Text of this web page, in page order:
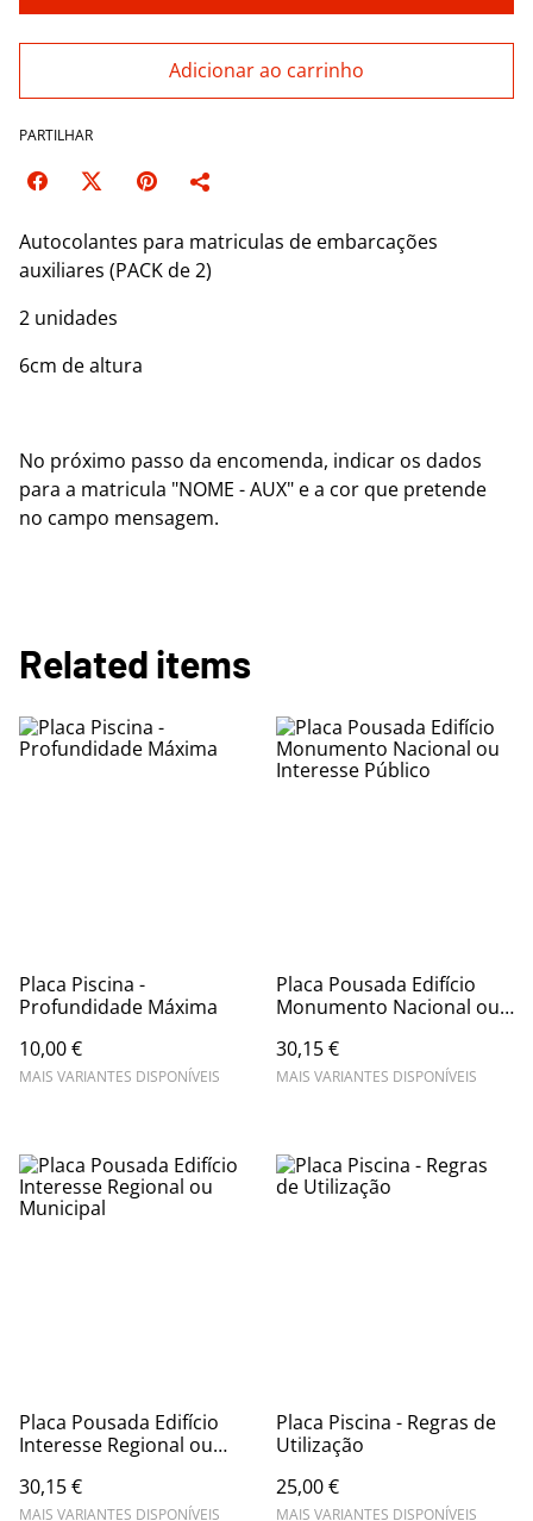
Adicionar ao carrinho
PARTILHAR
Autocolantes para matriculas de embarcações
auxiliares (PACK de 2)
2 unidades
6cm de altura
No próximo passo da encomenda, indicar os dados
para a matricula "NOME - AUX" e a cor que pretende
no campo mensagem.
Related items
Placa Piscina -
Profundidade Máxima
10,00 €
MAIS VARIANTES DISPONÍVEIS
Placa Pousada Edifício
Monumento Nacional ou
30,15 €
MAIS VARIANTES DISPONÍVEIS
Placa Pousada Edifício
Interesse Regional ou
30,15 €
MAIS VARIANTES DISPONÍVEIS
Placa Piscina - Regras de
Utilização
25,00 €
MAIS VARIANTES DISPONÍVEIS